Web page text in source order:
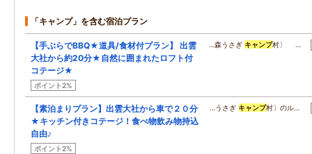
「キャンプ」を含む宿泊プラン
【手ぶらでBBQ★道具/食材付プラン】 出雲
大社から約20分★自然に囲まれたロフト付
コテージ★
ポイント2%
…森うさぎ キャンプ村〕 …
【素泊まりプラン】出雲大社から車で２０分
★キッチン付きコテージ！食べ物飲み物持込
自由♪
ポイント2%
…うさぎ キャンプ村〕のル…